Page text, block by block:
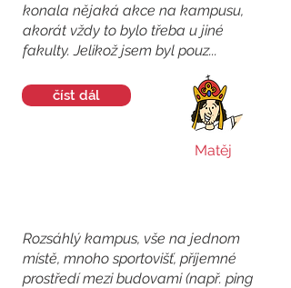
konala nějaká akce na kampusu,
akorát vždy to bylo třeba u jiné
fakulty. Jelikož jsem byl pouz...
číst dál
Matěj
Rozsáhlý kampus, vše na jednom
místě, mnoho sportovišť, příjemné
prostředí mezi budovami (např. ping